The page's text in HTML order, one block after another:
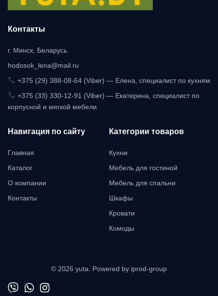
Контакты
г. Минск, Беларусь
hodosok_lena@mail.ru
+375 (29) 388-08-64 (Viber) — Елена, специалист по кухням
+375 (33) 330-12-91 (Viber) — Екатерина, специалист по
корпусной и мягкой мебели
Навигация по сайту
Главная
Каталог
О компании
Контакты
Категории товаров
Кухни
Мебель для гостиной
Мебель для спальни
Шкафы
Кровати
Комоды
© 2026 yuta. Powered by iprod-group